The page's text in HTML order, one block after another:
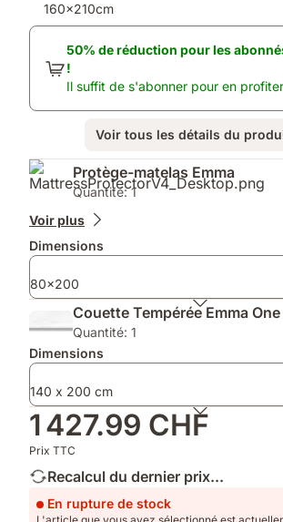
160x210cm
50% de réduction pour les
!
Il suffit de s'abonner pour en
Voir tous les détails du
Produits
supplémentaires
Protège-matelas Emma
Quantité: 1
Voir plus
Dimensions
80x200
Couette Tempérée Emma One
Quantité: 1
Dimensions
140 x 200 cm
1 427.99 CHF
Prix TTC
Recalcul du dernier prix...
En rupture de stock